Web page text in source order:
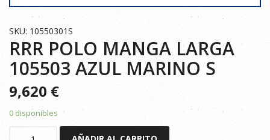
SKU: 10550301S
RRR POLO MANGA LARGA
105503 AZUL MARINO S
9,620 €
0 disponibles